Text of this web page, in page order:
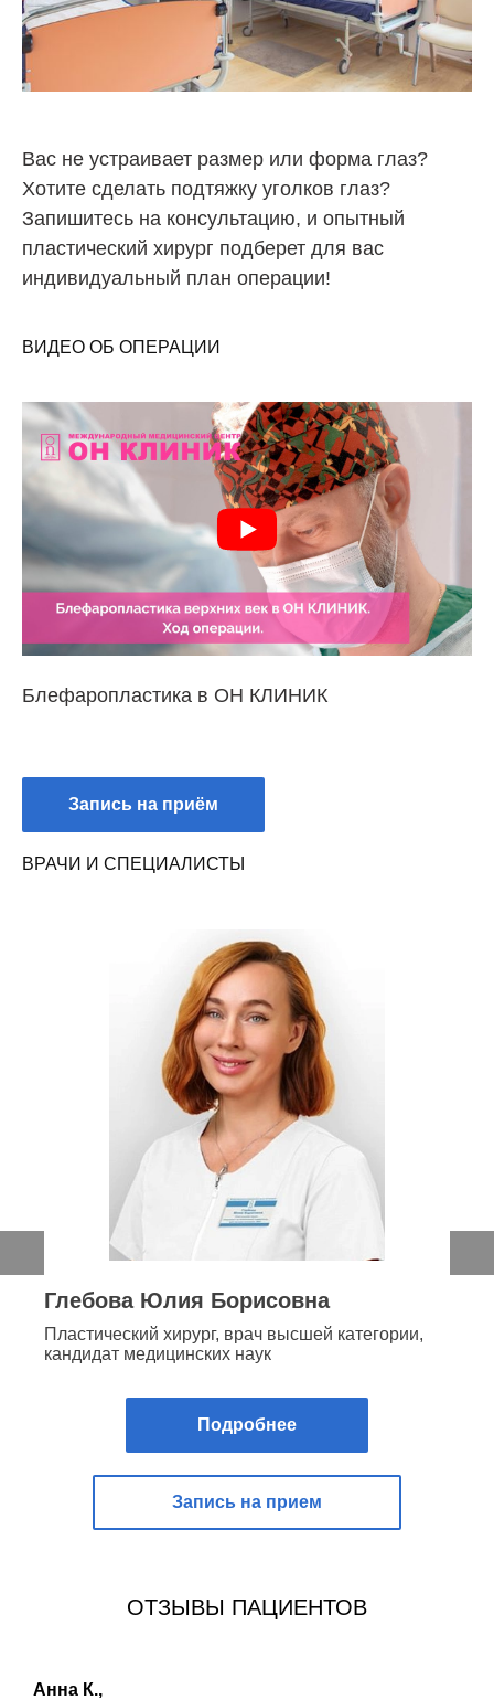
Вас не устраивает размер или форма глаз?
Хотите сделать подтяжку уголков глаз?
Запишитесь на консультацию, и опытный
пластический хирург подберет для вас
индивидуальный план операции!
ВИДЕО ОБ ОПЕРАЦИИ
Блефаропластика в ОН КЛИНИК
Запись на приём
ВРАЧИ И СПЕЦИАЛИСТЫ
Глебова Юлия Борисовна
Пластический хирург, врач высшей категории,
кандидат медицинских наук
Подробнее
Запись на прием
ОТЗЫВЫ ПАЦИЕНТОВ
Анна К.,